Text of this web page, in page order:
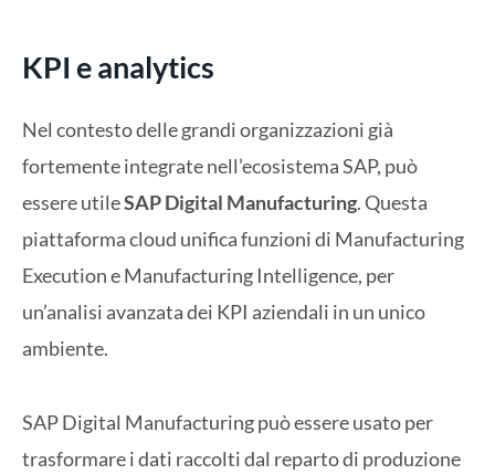
KPI e analytics
Nel contesto delle grandi organizzazioni già
fortemente integrate nell’ecosistema SAP, può
essere utileSAP Digital Manufacturing. Questa
piattaforma cloud unifica funzioni di Manufacturing
Execution e Manufacturing Intelligence, per
un’analisi avanzata dei KPI aziendali in un unico
ambiente.
SAP Digital Manufacturing può essere usato per
trasformare i dati raccolti dal reparto di produzione